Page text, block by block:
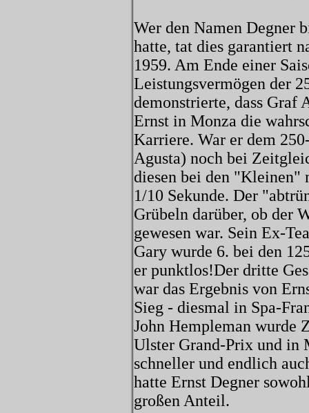
Wer den Namen Degner
hatte, tat dies garantiert
1959. Am Ende einer
Leistungsvermögen der
demonstrierte, dass Graf
Ernst in Monza die
Karriere. War er dem
Agusta) noch bei
diesen bei den
1/10 Sekunde. Der
Grübeln darüber, ob der
gewesen war. Sein Ex-
Gary wurde 6. bei den
er punktlos!Der dritte
war das Ergebnis von
Sieg - diesmal in Spa-
John Hempleman wurde
Ulster Grand-Prix und in
schneller und endlich
hatte Ernst Degner
großen Anteil.